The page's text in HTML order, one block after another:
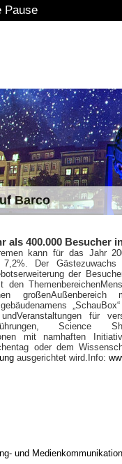
Barco
als 400.000 Besucher
kann für das Jahr
7,2%. Der
der
den
für
mit namhaften
oder dem
ausgerichtet wird.Info:
und